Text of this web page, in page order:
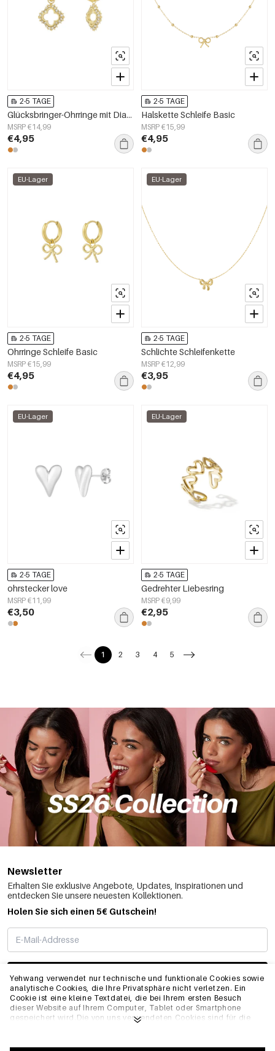
Yehwang verwendet nur technische und funktionale Cookies sowie
analytische Cookies, die Ihre Privatsphäre nicht verletzen. Ein
Cookie ist eine kleine Textdatei, die bei Ihrem ersten Besuch
dieser Website auf Ihrem Computer, Tablet oder Smartphone
gespeichert wird.Die von uns verwendeten Cookies sind für die
Website, ordnungsgemäß zu funktionieren und z.B. Ihre
2-5 TAGE
Glücksbringer-Ohrringe mit Diamanten – Goldfarbe - Goldfarbefarbe
MSRP €14,99
€4,95
2-5 TAGE
Halskette Schleife Basic
MSRP €15,99
€4,95
EU-Lager
2-5 TAGE
Ohrringe Schleife Basic
MSRP €15,99
€4,95
EU-Lager
2-5 TAGE
Schlichte Schleifenkette
MSRP €12,99
€3,95
EU-Lager
2-5 TAGE
ohrstecker love
MSRP €11,99
€3,50
EU-Lager
2-5 TAGE
Gedrehter Liebesring
MSRP €9,99
€2,95
1 2 3 4 5
Newsletter
Erhalten Sie exklusive Angebote, Updates, Inspirationen und
entdecken Sie unsere neuesten Kollektionen.
Holen Sie sich einen 5€ Gutschein!
ABONNIEREN
INFO